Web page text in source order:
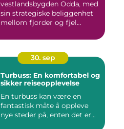
vestlandsbygden Odda, med
sin strategiske beliggenhet
mellom fjorder og fjel...
30. sep
Turbuss: En komfortabel og
sikker reiseopplevelse
En turbuss kan være en
fantastisk måte å oppleve
nye steder på, enten det er...